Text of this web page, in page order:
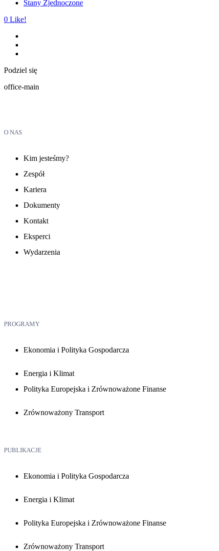
Stany Zjednoczone
0 Like!
Podziel się
office-main
O NAS
Kim jesteśmy?
Zespół
Kariera
Dokumenty
Kontakt
Eksperci
Wydarzenia
PROGRAMY
Ekonomia i Polityka Gospodarcza
Energia i Klimat
Polityka Europejska i Zrównoważone Finanse
Zrównoważony Transport
PUBLIKACJE
Ekonomia i Polityka Gospodarcza
Energia i Klimat
Polityka Europejska i Zrównoważone Finanse
Zrównoważony Transport